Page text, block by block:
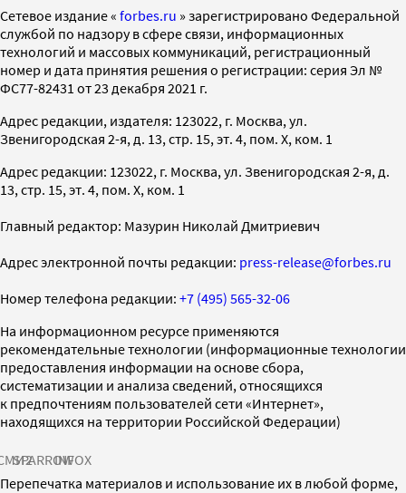
Cетевое издание « forbes.ru » зарегистрировано Федеральной
службой по надзору в сфере связи, информационных
технологий и массовых коммуникаций, регистрационный
номер и дата принятия решения о регистрации: серия Эл №
ФС77-82431 от 23 декабря 2021 г.
Адрес редакции, издателя: 123022, г. Москва, ул.
Звенигородская 2-я, д. 13, стр. 15, эт. 4, пом. X, ком. 1
Адрес редакции: 123022, г. Москва, ул. Звенигородская 2-я, д.
13, стр. 15, эт. 4, пом. X, ком. 1
Главный редактор: Мазурин Николай Дмитриевич
Адрес электронной почты редакции: press-release@forbes.ru
Номер телефона редакции: +7 (495) 565-32-06
На информационном ресурсе применяются
рекомендательные технологии (информационные технологии
предоставления информации на основе сбора,
систематизации и анализа сведений, относящихся
к предпочтениям пользователей сети «Интернет»,
находящихся на территории Российской Федерации)
SPARROWINFOX
Перепечатка материалов и использование их в любой форме,